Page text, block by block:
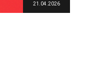
21.04.2026